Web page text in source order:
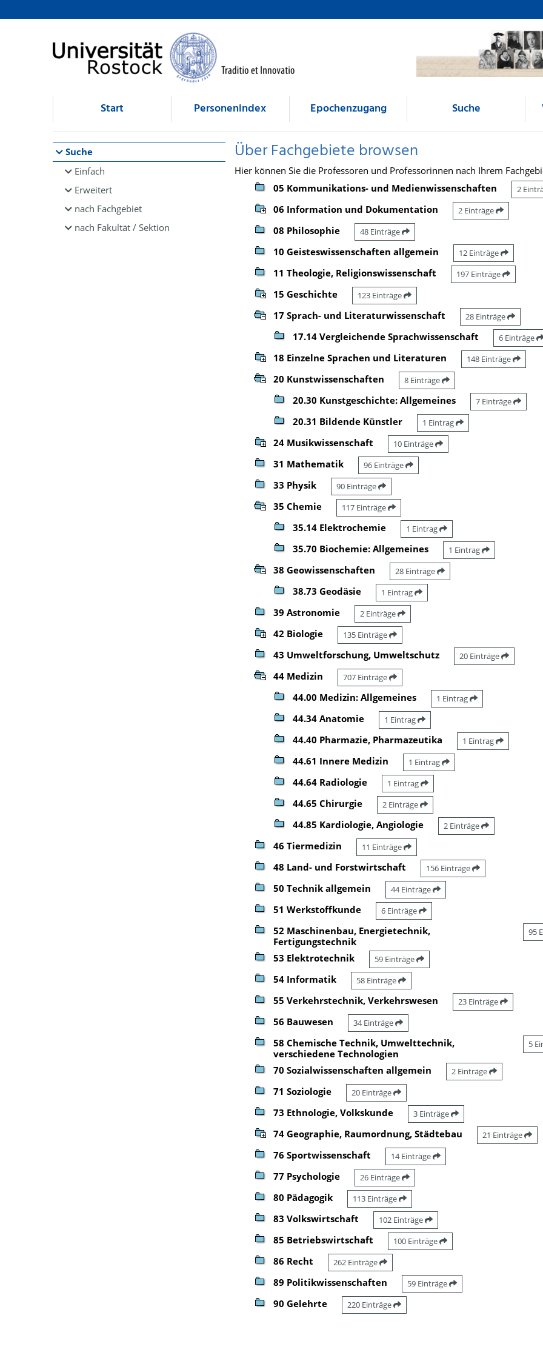
Browsen
direkt zum Inhalt
Start Personenindex Epochenzugang Suche
Suche
Einfach
Erweitert
nach Fachgebiet
nach Fakultät / Sektion
Über Fachgebiete browsen
Hier können Sie die Professoren und Professorinnen nach Ihrem
05 Kommunikations- und Medienwissenschaften
2
06 Information und Dokumentation 2 Einträge
08 Philosophie 48 Einträge
10 Geisteswissenschaften allgemein 12 Einträge
11 Theologie, Religionswissenschaft 197 Einträge
15 Geschichte 123 Einträge
17 Sprach- und Literaturwissenschaft 28 Einträge
17.14 Vergleichende Sprachwissenschaft 6 Einträge
18 Einzelne Sprachen und Literaturen 148 Einträge
20 Kunstwissenschaften 8 Einträge
20.30 Kunstgeschichte: Allgemeines 7 Einträge
20.31 Bildende Künstler 1 Eintrag
24 Musikwissenschaft 10 Einträge
31 Mathematik 96 Einträge
33 Physik 90 Einträge
35 Chemie 117 Einträge
35.14 Elektrochemie 1 Eintrag
35.70 Biochemie: Allgemeines 1 Eintrag
38 Geowissenschaften 28 Einträge
38.73 Geodäsie 1 Eintrag
39 Astronomie 2 Einträge
42 Biologie 135 Einträge
43 Umweltforschung, Umweltschutz 20 Einträge
44 Medizin 707 Einträge
44.00 Medizin: Allgemeines 1 Eintrag
44.34 Anatomie 1 Eintrag
44.40 Pharmazie, Pharmazeutika 1 Eintrag
44.61 Innere Medizin 1 Eintrag
44.64 Radiologie 1 Eintrag
44.65 Chirurgie 2 Einträge
44.85 Kardiologie, Angiologie 2 Einträge
46 Tiermedizin 11 Einträge
48 Land- und Forstwirtschaft 156 Einträge
50 Technik allgemein 44 Einträge
51 Werkstoffkunde 6 Einträge
52 Maschinenbau, Energietechnik,
Fertigungstechnik
95
53 Elektrotechnik 59 Einträge
54 Informatik 58 Einträge
55 Verkehrstechnik, Verkehrswesen 23 Einträge
56 Bauwesen 34 Einträge
58 Chemische Technik, Umwelttechnik,
verschiedene Technologien
5
70 Sozialwissenschaften allgemein 2 Einträge
71 Soziologie 20 Einträge
73 Ethnologie, Volkskunde 3 Einträge
74 Geographie, Raumordnung, Städtebau 21 Einträge
76 Sportwissenschaft 14 Einträge
77 Psychologie 26 Einträge
80 Pädagogik 113 Einträge
83 Volkswirtschaft 102 Einträge
85 Betriebswirtschaft 100 Einträge
86 Recht 262 Einträge
89 Politikwissenschaften 59 Einträge
90 Gelehrte 220 Einträge